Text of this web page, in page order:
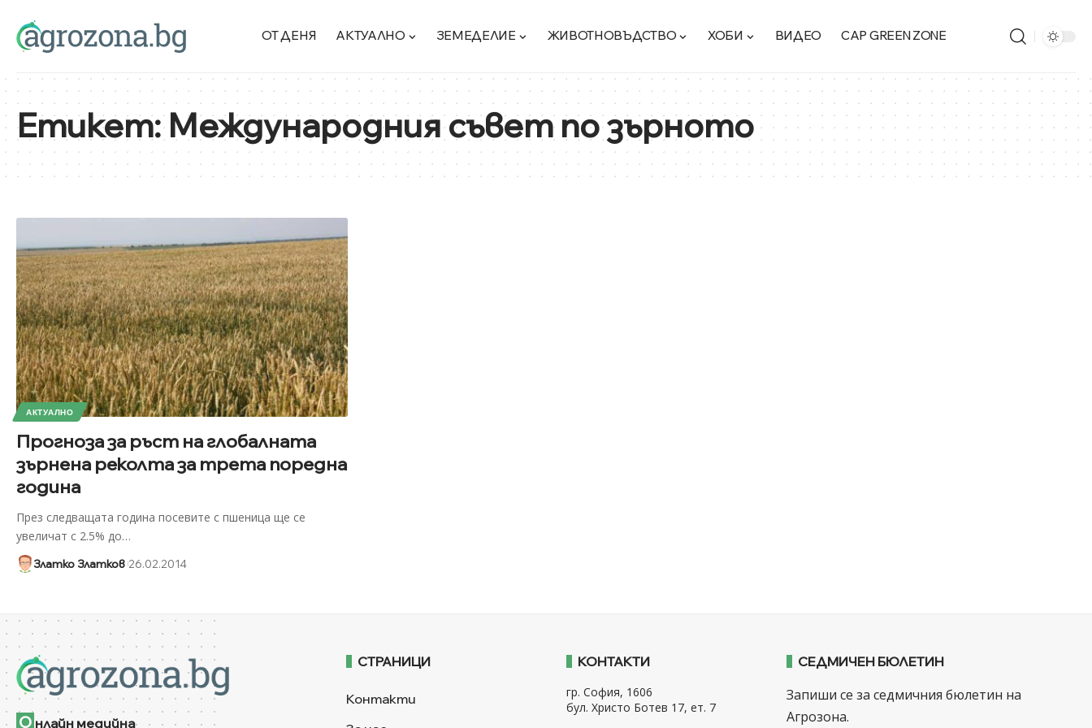
ОТ ДЕНЯ АКТУАЛНО ЗЕМЕДЕЛИЕ ЖИВОТНОВЪДСТВО ХОБИ ВИДЕО CAP GREEN ZONE
Етикет:Международния съвет по зърното
АКТУАЛНО
Прогноза за ръст на глобалната
зърнена реколта за трета поредна
година
През следващата година посевите с пшеница ще се
увеличат с 2.5% до…
Златко Златков 26.02.2014
О нлайн медийна
СТРАНИЦИ
Контакти
КОНТАКТИ
гр. София, 1606
бул. Христо Ботев 17, ет. 7
СЕДМИЧЕН БЮЛЕТИН
Запиши се за седмичния бюлетин на
Агрозона.